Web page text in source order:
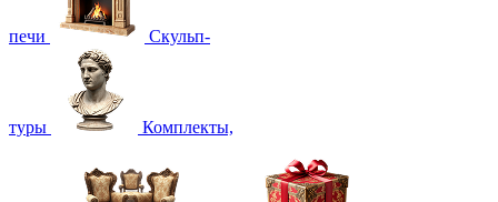
печи Скульп-
туры Комплекты,